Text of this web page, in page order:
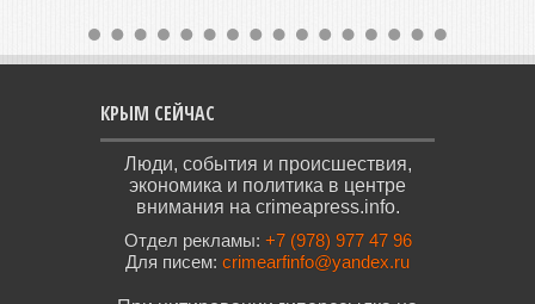
КРЫМ СЕЙЧАС
Люди, события и происшествия,
экономика и политика в центре
внимания на crimeapress.info.
Отдел рекламы: +7 (978) 977 47 96
Для писем: crimearfinfo@yandex.ru